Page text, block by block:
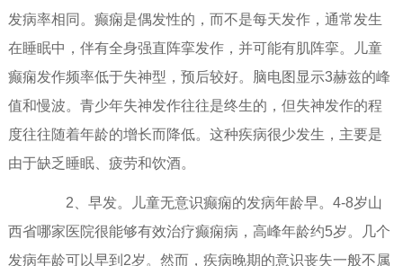
发病率相同。癫痫是偶发性的，而不是每天发作，通常发生
在睡眠中，伴有全身强直阵挛发作，并可能有肌阵挛。儿童
癫痫发作频率低于失神型，预后较好。脑电图显示3赫兹的峰
值和慢波。青少年失神发作往往是终生的，但失神发作的程
度往往随着年龄的增长而降低。这种疾病很少发生，主要是
由于缺乏睡眠、疲劳和饮酒。
2、早发。儿童无意识癫痫的发病年龄早。4-8岁山
西省哪家医院很能够有效治疗癫痫病，高峰年龄约5岁。几个
发病年龄可以早到2岁。然而，疾病晚期的意识丧失一般不属